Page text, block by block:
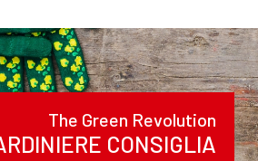
The Green Revolution
CONSIGLIA